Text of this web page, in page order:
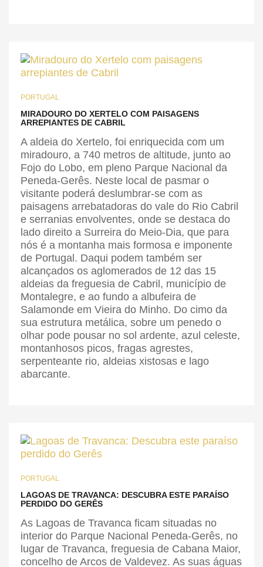
PORTUGAL
MIRADOURO DO XERTELO COM PAISAGENS
ARREPIANTES DE CABRIL
A aldeia do Xertelo, foi enriquecida com um
miradouro, a 740 metros de altitude, junto ao
Fojo do Lobo, em pleno Parque Nacional da
Peneda-Gerês. Neste local de pasmar o
visitante poderá deslumbrar-se com as
paisagens arrebatadoras do vale do Rio Cabril
e serranias envolventes, onde se destaca do
lado direito a Surreira do Meio-Dia, que para
nós é a montanha mais formosa e imponente
de Portugal. Daqui podem também ser
alcançados os aglomerados de 12 das 15
aldeias da freguesia de Cabril, município de
Montalegre, e ao fundo a albufeira de
Salamonde em Vieira do Minho. Do cimo da
sua estrutura metálica, sobre um penedo o
olhar pode pousar no sol ardente, azul celeste,
montanhosos picos, fragas agrestes,
serpenteante rio, aldeias xistosas e lago
abarcante.
PORTUGAL
LAGOAS DE TRAVANCA: DESCUBRA ESTE PARAÍSO
PERDIDO DO GERÊS
As Lagoas de Travanca ficam situadas no
interior do Parque Nacional Peneda-Gerês, no
lugar de Travanca, freguesia de Cabana Maior,
concelho de Arcos de Valdevez. As suas águas